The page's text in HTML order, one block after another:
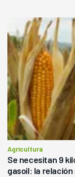
Agricultura
Se necesitan 9
gasoil: la relación